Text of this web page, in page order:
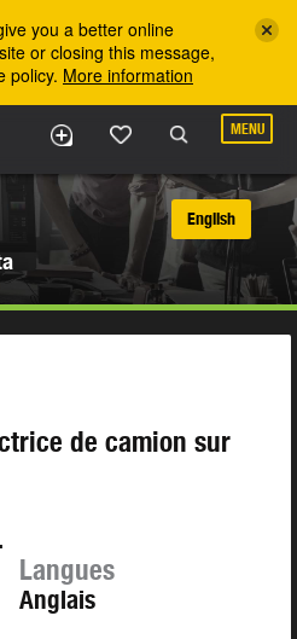
you a better online
or closing this message,
policy. More information
MENU
English
de camion sur
Langues
Anglais